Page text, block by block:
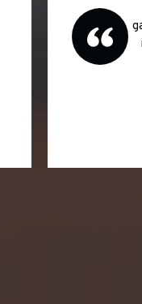
Italijos
džiaugiuosi
Sėkmės Jums